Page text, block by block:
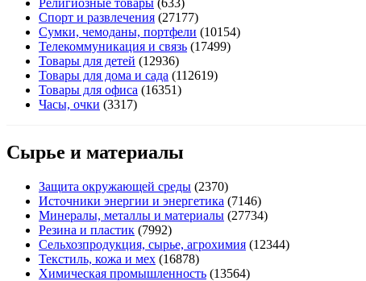
Религиозные товары (633)
Спорт и развлечения (27177)
Сумки, чемоданы, портфели (10154)
Телекоммуникация и связь (17499)
Товары для детей (12936)
Товары для дома и сада (112619)
Товары для офиса (16351)
Часы, очки (3317)
Сырье и материалы
Защита окружающей среды (2370)
Источники энергии и энергетика (7146)
Минералы, металлы и материалы (27734)
Резина и пластик (7992)
Сельхозпродукция, сырье, агрохимия (12344)
Текстиль, кожа и мех (16878)
Химическая промышленность (13564)